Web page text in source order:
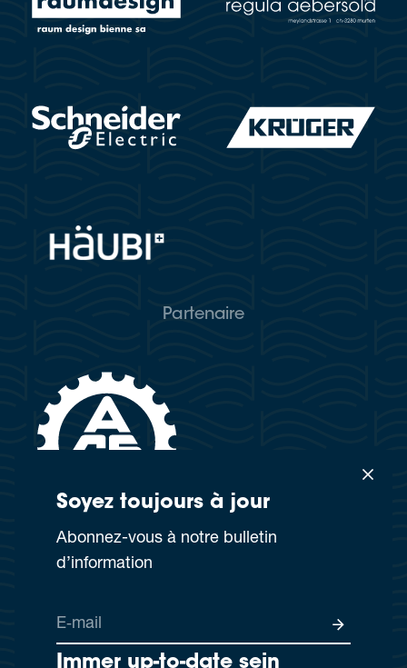
Partenaire
Soyez tou­jours à jour
Abon­nez-vous à notre bul­le­tin
d’information
E‑mail
Immer up-to-date sein